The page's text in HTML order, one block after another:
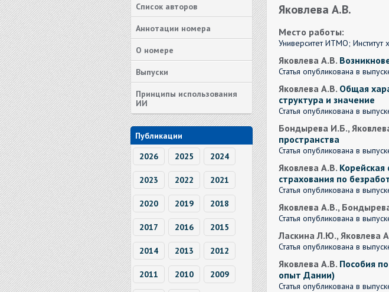
Список авторов
Аннотации номера
О номере
Выпуски
Принципы использования
ИИ
Публикации
2026
2025 2024
2023 2022 2021
2020 2019 2018
2017 2016 2015
2014 2013 2012
2011 2010 2009
Яковлева А.В.
Место работы:
Университет ИТМО; Институт
Яковлева А.В.
Статья опубликована в
Яковлева А.В. Общая
структура и значение
Статья опубликована в
Бондырева И.Б.,
пространства
Статья опубликована в
Яковлева А.В. Корейская
страхования по
Статья опубликована в
Яковлева А.В.,
Статья опубликована в
Ласкина Л.Ю., Яковлева
Статья опубликована в
Яковлева А.В. Пособия
опыт Дании)
Статья опубликована в